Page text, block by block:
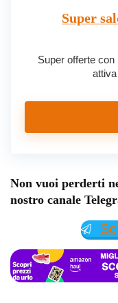
Super
Super offerte
Non vuoi perderti
nostro canale